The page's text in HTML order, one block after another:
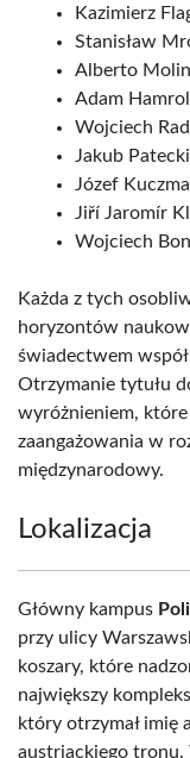
Kazimierz
Stanisław
Alberto
Adam
Wojciech
Jakub
Józef
Jiří Jaromír
Wojciech
Każda z tych
horyzontów
świadectwem
Otrzymanie tytułu
wyróżnieniem,
zaangażowania w
międzynarodowy.
Lokalizacja
Główny kampus
przy ulicy
koszary, które
największy
który otrzymał imię
austriackiego tronu.